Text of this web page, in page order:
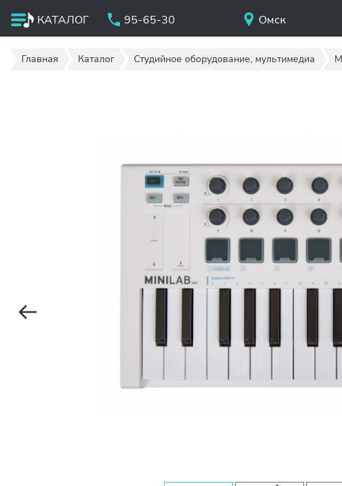
КАТАЛОГ 95-65-30 Омск
Главная Каталог Студийное оборудование, мультимедиа